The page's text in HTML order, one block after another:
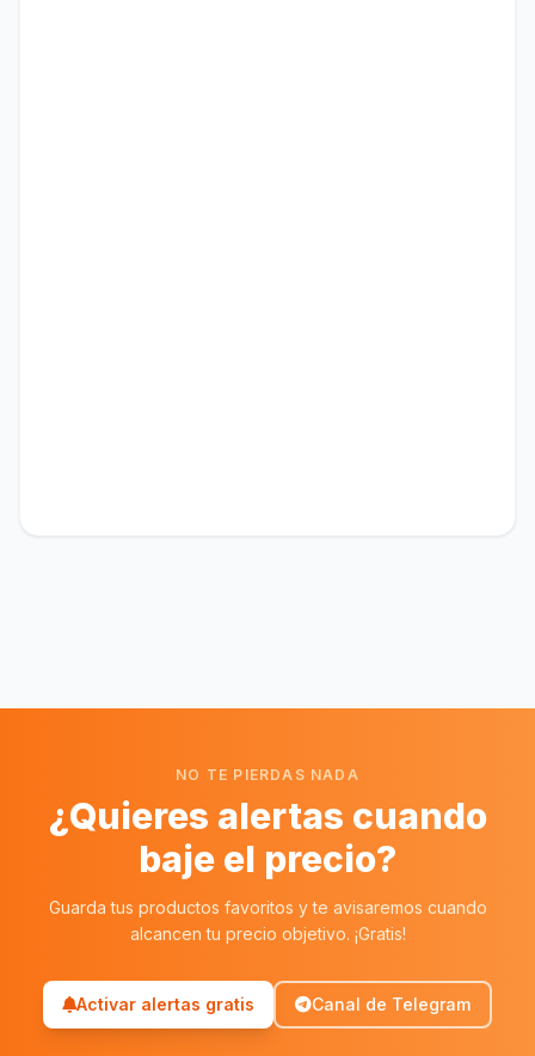
NO TE PIERDAS NADA
¿Quieres alertas cuando
baje el precio?
Guarda tus productos favoritos y te avisaremos cuando
alcancen tu precio objetivo. ¡Gratis!
Activar alertas gratis Canal de Telegram